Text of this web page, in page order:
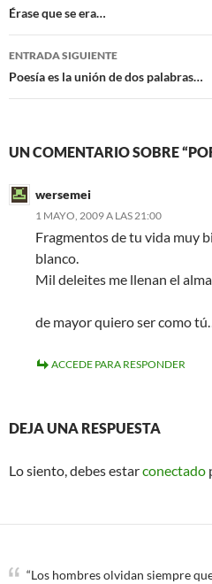
de
entradas
Érase que se era…
ENTRADA SIGUIENTE
Poesía es la unión de dos palabras…
UN COMENTARIO SOBRE
wersemei
1 MAYO, 2009 A LAS 21:00
Fragmentos de tu vida muy
blanco.
Mil deleites me llenan el
de mayor quiero ser como
ACCEDE PARA RESPONDER
DEJA UNA RESPUESTA
Lo siento, debes estarconectado
“Los hombres olvidan siempre